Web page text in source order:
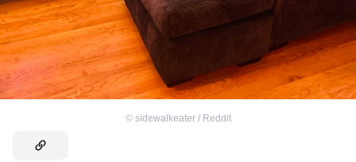
© sidewalkeater / Reddit